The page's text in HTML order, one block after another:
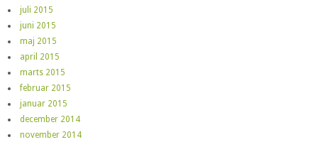
juli 2015
juni 2015
maj 2015
april 2015
marts 2015
februar 2015
januar 2015
december 2014
november 2014